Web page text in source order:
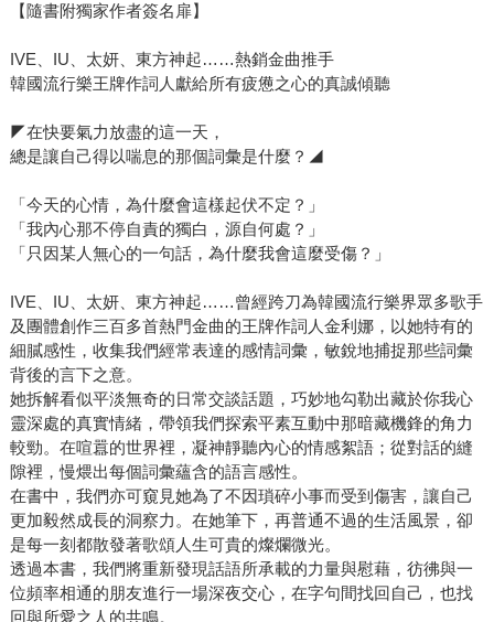
【隨書附獨家作者簽名扉】
IVE、IU、太妍、東方神起……熱銷金曲推手
韓國流行樂王牌作詞人獻給所有疲憊之心的真誠傾聽
◤在快要氣力放盡的這一天，
總是讓自己得以喘息的那個詞彙是什麼？◢
「今天的心情，為什麼會這樣起伏不定？」
「我內心那不停自責的獨白，源自何處？」
「只因某人無心的一句話，為什麼我會這麼受傷？」
IVE、IU、太妍、東方神起……曾經跨刀為韓國流行樂界眾多歌手
及團體創作三百多首熱門金曲的王牌作詞人金利娜，以她特有的
細膩感性，收集我們經常表達的感情詞彙，敏銳地捕捉那些詞彙
背後的言下之意。
她拆解看似平淡無奇的日常交談話題，巧妙地勾勒出藏於你我心
靈深處的真實情緒，帶領我們探索平素互動中那暗藏機鋒的角力
較勁。在喧囂的世界裡，凝神靜聽內心的情感絮語；從對話的縫
隙裡，慢煨出每個詞彙蘊含的語言感性。
在書中，我們亦可窺見她為了不因瑣碎小事而受到傷害，讓自己
更加毅然成長的洞察力。在她筆下，再普通不過的生活風景，卻
是每一刻都散發著歌頌人生可貴的燦爛微光。
透過本書，我們將重新發現話語所承載的力量與慰藉，彷彿與一
位頻率相通的朋友進行一場深夜交心，在字句間找回自己，也找
回與所愛之人的共鳴。